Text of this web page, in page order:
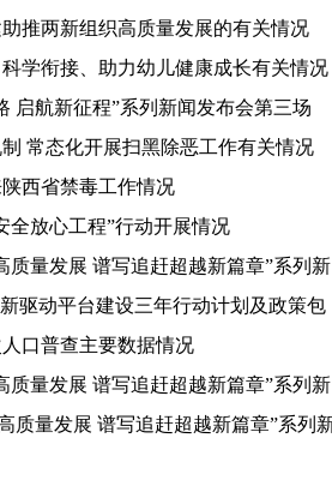
助推两新组织高质量发展的有关情况
科学衔接、助力幼儿健康成长有关情况
启航新征程”系列新闻发布会第三场
制 常态化开展扫黑除恶工作有关情况
陕西省禁毒工作情况
全放心工程”行动开展情况
质量发展 谱写追赶超越新篇章”系列
新驱动平台建设三年行动计划及政策
人口普查主要数据情况
质量发展 谱写追赶超越新篇章”系列
质量发展 谱写追赶超越新篇章”系列